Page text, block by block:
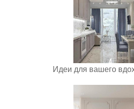
Идеи для вашего